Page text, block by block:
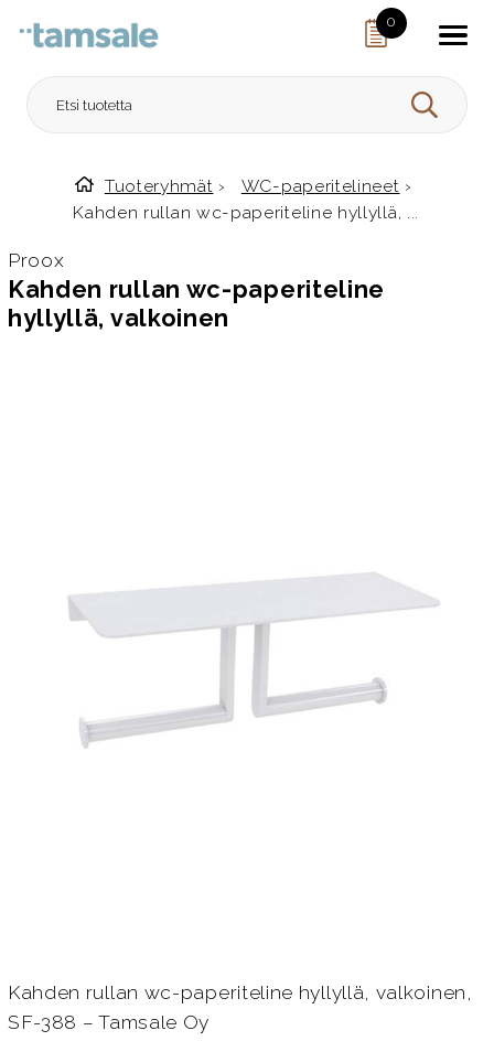
0
HAE
Etusivulle
Tuoteryhmät › WC-paperitelineet ›
Kahden rullan wc-paperiteline hyllyllä, ...
Proox
Kahden rullan wc-paperiteline
hyllyllä, valkoinen
Kahden rullan wc-paperiteline hyllyllä, valkoinen,
SF-388 – Tamsale Oy